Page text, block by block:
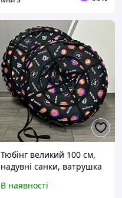
Тюбінг великий 100 см,
надувні санки, ватрушка
тюбінг для катання на
В наявності